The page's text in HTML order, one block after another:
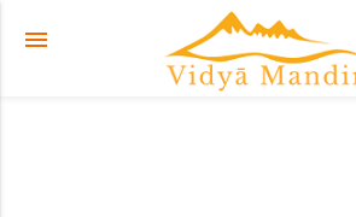
menu